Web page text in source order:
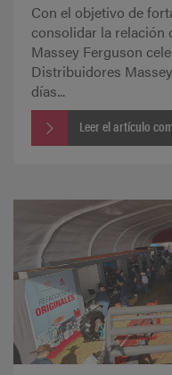
Con el objetivo de
consolidar la relación
Massey Ferguson
Distribuidores
días...
Leer el artículo